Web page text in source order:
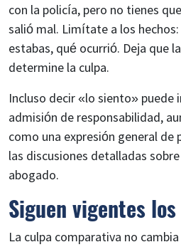
con la policía, pero no tienes
salió mal. Limítate a los
estabas, qué ocurrió. Deja que
determine la culpa.
Incluso decir «lo siento» puede
admisión de responsabilidad,
como una expresión general de
las discusiones detalladas
abogado.
Siguen vigentes
La culpa comparativa no